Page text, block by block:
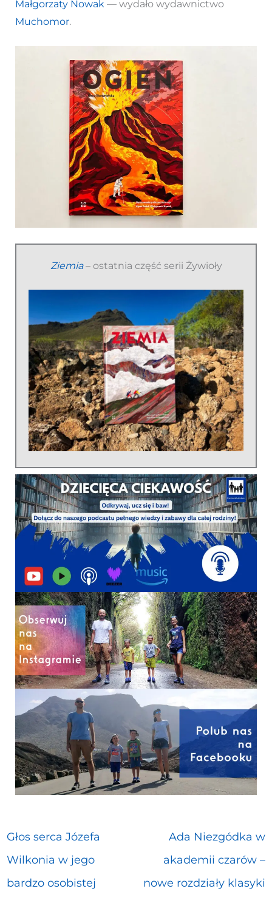
Małgorzaty Nowak — wydało wydawnictwo
Muchomor.
Ziemia– ostatnia część serii Żywioły
Głos serca Józefa
Wilkonia w jego
bardzo osobistej
Ada Niezgódka w
akademii czarów –
nowe rozdziały klasyki